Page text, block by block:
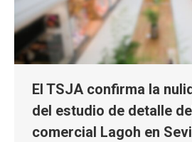
El TSJA confirma la
del estudio de detalle
comercial Lagoh en